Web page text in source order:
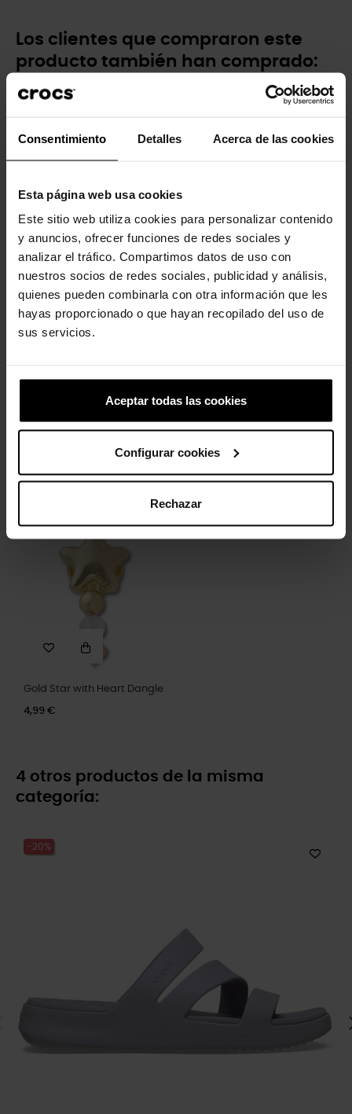
Consentimiento Detalles Acerca de las cookies
Esta página web usa cookies
Este sitio web utiliza cookies para personalizar contenido
y anuncios, ofrecer funciones de redes sociales y
analizar el tráfico. Compartimos datos de uso con
nuestros socios de redes sociales, publicidad y análisis,
quienes pueden combinarla con otra información que les
hayas proporcionado o que hayan recopilado del uso de
sus servicios.
Aceptar todas las cookies
Configurar cookies
Rechazar
Los clientes que compraron este
producto también han comprado:
-20%
Corazón esmaltado plata
y...
4,99 € 3,99 €
Gema púrpura
4,99 € 3,99 €
-20%
Gold Star with Heart Dangle
4,99 €
4 otros productos de la misma
categoría:
-20%